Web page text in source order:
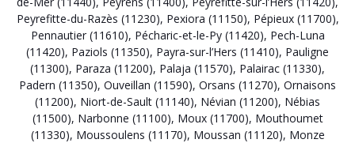
Peyrefitte-du-Razès (11230), Pexiora (11150), Pépieux (11700),
Pennautier (11610), Pécharic-et-le-Py (11420), Pech-Luna
(11420), Paziols (11350), Payra-sur-l’Hers (11410), Pauligne
(11300), Paraza (11200), Palaja (11570), Palairac (11330),
Padern (11350), Ouveillan (11590), Orsans (11270), Ornaisons
(11200), Niort-de-Sault (11140), Névian (11200), Nébias
(11500), Narbonne (11100), Moux (11700), Mouthoumet
(11330), Moussoulens (11170), Moussan (11120), Monze